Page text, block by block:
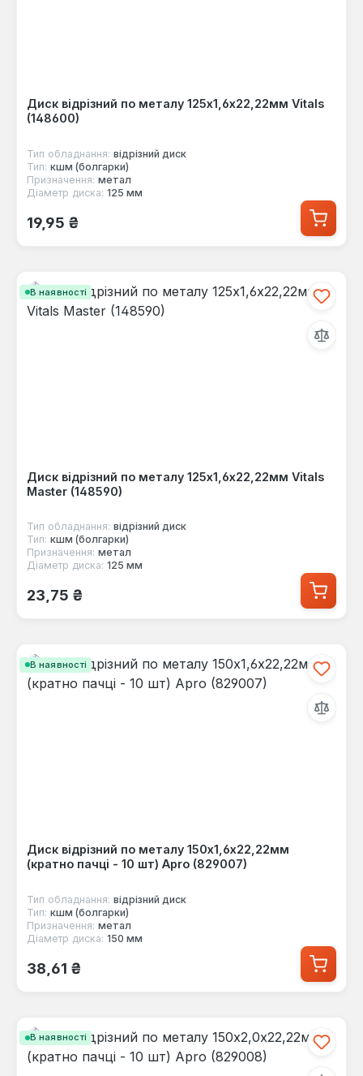
Диск відрізний по металу 125х1,6х22,22мм Vitals
(148600)
Тип обладнання: відрізний диск
Тип: кшм (болгарки)
Призначення: метал
Діаметр диска: 125 мм
Звичайна ціна:
19,95 ₴
В наявності
Диск відрізний по металу 125х1,6х22,22мм Vitals
Master (148590)
Тип обладнання: відрізний диск
Тип: кшм (болгарки)
Призначення: метал
Діаметр диска: 125 мм
Звичайна ціна:
23,75 ₴
В наявності
Диск відрізний по металу 150х1,6х22,22мм
(кратно пачці - 10 шт) Apro (829007)
Тип обладнання: відрізний диск
Тип: кшм (болгарки)
Призначення: метал
Діаметр диска: 150 мм
Звичайна ціна:
38,61 ₴
В наявності